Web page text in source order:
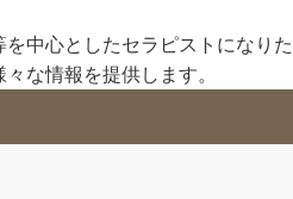
中心としたセラピストになりた
な情報を提供します。